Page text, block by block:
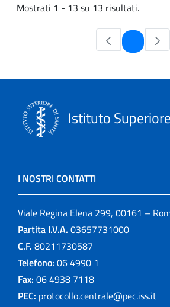
Mostrati 1 - 13 su 13 risultati.
Pagina
Istituto
I NOSTRI CONTATTI
Viale Regina Elena 299, 00161 –
Partita I.V.A. 03657731000
C.F. 80211730587
Telefono: 06 4990 1
Fax: 06 4938 7118
PEC: protocollo.centrale@pec.iss.it